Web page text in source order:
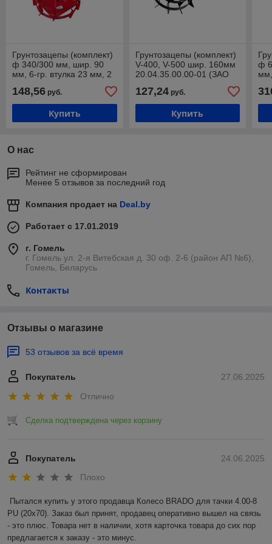
Грунтозацепы (комплект)
ф 340/300 мм, шир. 90
мм, 6-гр. втулка 23 мм, 2
обруча ВРМЗ (комплект
ASILAK SL-82B,
148,56 руб.
Купить
Грунтозацепы (комплект)
V-400, V-500 шир. 160мм
20.04.35.00.00-01 (ЗАО
127,24руб.
Купить
ф
О нас
Рейтинг не сформирован
Менее 5 отзывов за последний год
Компания продает на Deal.by
Работает с 17.01.2019
г. Гомель
г. Гомель ул. 2-я Витебская д. 30 оф. 2-6 (район АП №6),
Гомель, Беларусь
Контакты
Отзывы о магазине
53 отзывов за всё время
27.06.2025
Покупатель
Отлично
Сделка подтверждена через корзину
24.06.2025
Покупатель
Плохо
Пытался купить у этого продавца Колесо BRADO для тачки 4.00-8
PU (20x70). Заказ был принят, продавец оперативно вышел на связь
- это плюс. Товара нет в наличии, хотя карточка товара до сих пор
предлагается к заказу - это минус.